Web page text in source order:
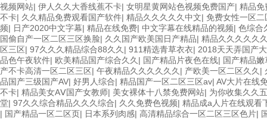
视频网站| 伊人久久大香线蕉不卡| 女明星黄网站色视频免费国产| 精品免
不卡| 久久精品免费观看国产软件| 精品久久久久久中文| 免费女性一区二
频| 日产2020中文字幕| 精品在线免费| 中文字幕在线精品的视频| 色综合
国偷自产一区二区三区换脸| 久久国产欧美国日产精品| 精品久久久久久
区三区| 97久久久精品综合88久久 | 911精选青草衣衣| 2018天天弄国产
品色午夜软件| 欧美精品国产综合久久 | 国产精品片夜色在线| 国产精品
产不卡高清一区二区三区| 午夜精品久久久久久久 | 产欧美一区二区久久 |
品国产三级国产AV| 好男人综合| 精品国产一区二区三区av| AV大片在线
不卡| 精品美女AⅤ国产女教师| 美女裸体十八禁免费网站| 为你收集久久
堂| 97久久综合精品久久久综合| 久久免费色视频| 精品成a人片在线观看
| 国产精品一区二区页| 日本系列肉感| 高清精品综合一区二区三区色片|